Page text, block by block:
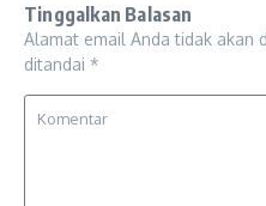
Tinggalkan Balasan
Alamat email Anda tidak akan
ditandai *